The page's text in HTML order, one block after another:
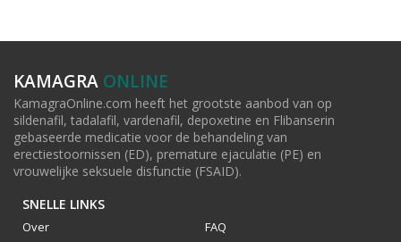
KAMAGRA ONLINE
KamagraOnline.com heeft het grootste aanbod van op
sildenafil, tadalafil, vardenafil, depoxetine en Flibanserin
gebaseerde medicatie voor de behandeling van
erectiestoornissen (ED), premature ejaculatie (PE) en
vrouwelijke seksuele disfunctie (FSAID).
SNELLE LINKS
Over
FAQ